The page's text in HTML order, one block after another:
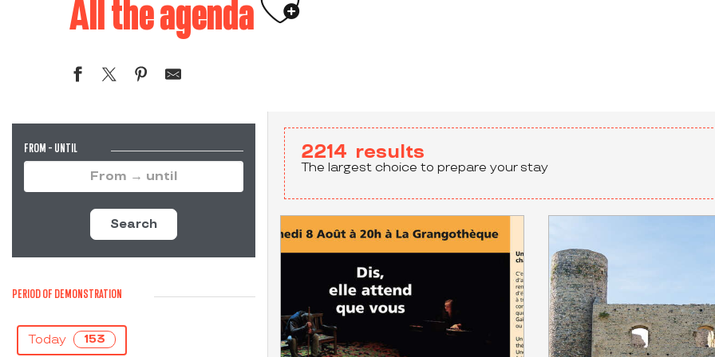
All the agenda
FROM - UNTIL
Search
PERIOD OF DEMONSTRATION
Today 153
2214 results
The largest choice to prepare your stay